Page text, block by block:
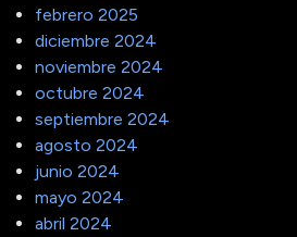
febrero 2025
diciembre 2024
noviembre 2024
octubre 2024
septiembre 2024
agosto 2024
junio 2024
mayo 2024
abril 2024